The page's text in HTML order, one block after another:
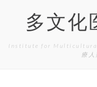
content多文化
Institute for Multicultural
療人